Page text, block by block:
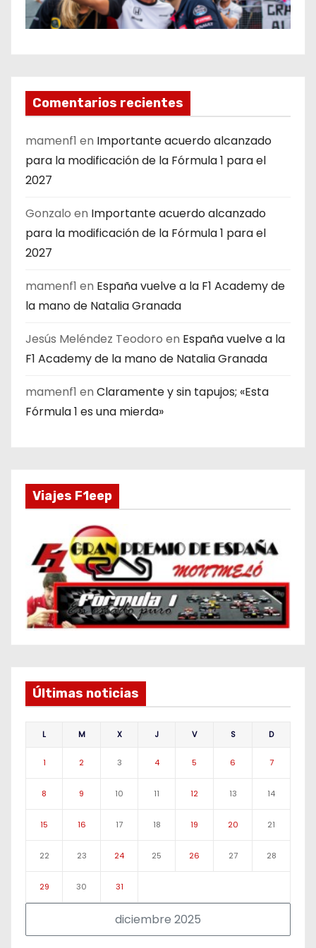
Comentarios recientes
mamenf1 en Importante acuerdo alcanzado
para la modificación de la Fórmula 1 para el
2027
Gonzalo en Importante acuerdo alcanzado
para la modificación de la Fórmula 1 para el
2027
mamenf1 en España vuelve a la F1 Academy de
la mano de Natalia Granada
Jesús Meléndez Teodoro en España vuelve a la
F1 Academy de la mano de Natalia Granada
mamenf1 en Claramente y sin tapujos; «Esta
Fórmula 1 es una mierda»
Viajes F1eep
Últimas noticias
diciembre 2025
L M X J V S D
1 2 3 4 5 6 7
8 9 10 11 12 13 14
15 16 17 18 19 20 21
22 23 24 25 26 27 28
29 30 31